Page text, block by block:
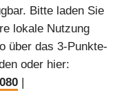
Bitte laden Sie
lokale Nutzung
über das 3-Punkte-
oder hier:
|